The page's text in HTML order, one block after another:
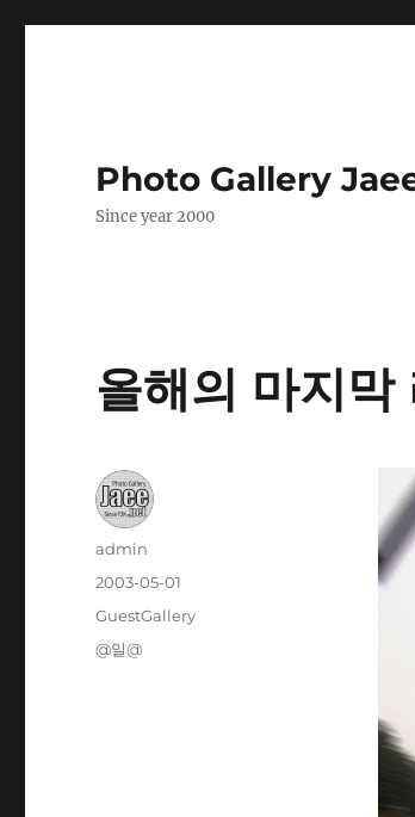
Photo Gallery
Since year 2000
올해의 마지막
Author
admin
Posted
2003-05-01
Categories
GuestGallery
Tags
@일@